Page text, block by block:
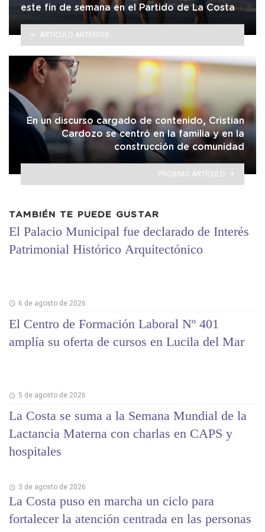
este fin de semana en el Partido de La Costa
ARTÍCULO ANTERIOR
En un discurso cargado de contenido, Cristian
Cardozo se centró en la familia y en la
construcción de comunidad
PRÓXIMO ARTÍCULO
TAMBIÉN TE PUEDE GUSTAR
El Palacio Municipal fue declarado de Interés
Patrimonial Histórico Arquitectónico
6 de agosto de 2026
El Centro de Formación Laboral Nº 401
amplía su oferta de cursos en Lucila del Mar
5 de agosto de 2026
La Costa se suma a la Semana Mundial de la
Lactancia Materna con charlas en CAPS y
hospitales
3 de agosto de 2026
La Costa puso en marcha un ciclo para
fortalecer la atención centrada en las personas